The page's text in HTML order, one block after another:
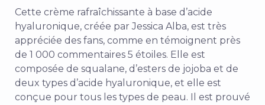
Cette crème rafraîchissante à base d’acide
hyaluronique, créée par Jessica Alba, est très
appréciée des fans, comme en témoignent près
de 1 000 commentaires 5 étoiles. Elle est
composée de squalane, d’esters de jojoba et de
deux types d’acide hyaluronique, et elle est
conçue pour tous les types de peau. Il est prouvé